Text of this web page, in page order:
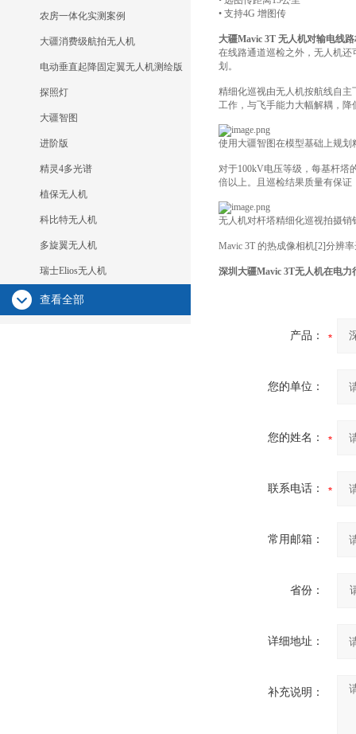
农房一体化实测案例
大疆消费级航拍无人机
电动垂直起降固定翼无人机测绘版
探照灯
大疆智图
进阶版
精灵4多光谱
植保无人机
科比特无人机
多旋翼无人机
瑞士Elios无人机
查看全部
• 支持4G 增图传
大疆Mavic 3T 无人机对输电线
在线路通道巡检之外，无人机
划。
精细化巡视由无人机按航线自
工作，与飞手能力大幅解耦，
使用大疆智图在模型基础上规划
对于100kV电压等级，每基杆塔
倍以上。且巡检结果质量有保
无人机对杆塔精细化巡视拍摄销
Mavic 3T 的热成像相机[2]分辨
深圳大疆Mavic 3T无人机在电力
产品：
您的单位：
您的姓名：
联系电话：
常用邮箱：
省份：
详细地址：
补充说明：